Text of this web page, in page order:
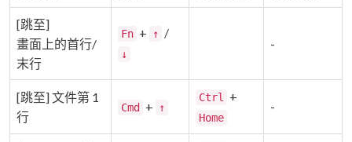
[跳至]
畫面上的首行/
末行
Fn + ↑ /
↓
-
[跳至] 文件第 1
行
Cmd + ↑
Ctrl +
Home
-